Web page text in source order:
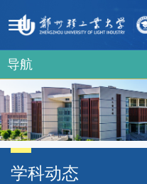
导航
学科动态